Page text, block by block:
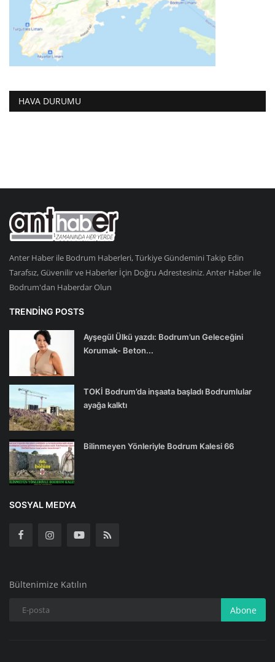
HAVA DURUMU
Anter Haber ile Bodrum Haberleri, Türkiye Gündemini Takip Edin
Tarafsız, Güvenilir ve Haberler İçin Doğru Adrestesiniz. Anter Haber ile
Bodrum'dan Haberdar Olun
TRENDING POSTS
Ayşegül Ülkü yazdı: Bodrum’un Geleceğini
Korumak- Beton...
TOKİ Bodrum’da inşaata başladı Bodrumlular
ayağa kalktı
Bilinmeyen Yönleriyle Bodrum Kalesi 66
SOSYAL MEDYA
Bültenimize Katılın
Abone